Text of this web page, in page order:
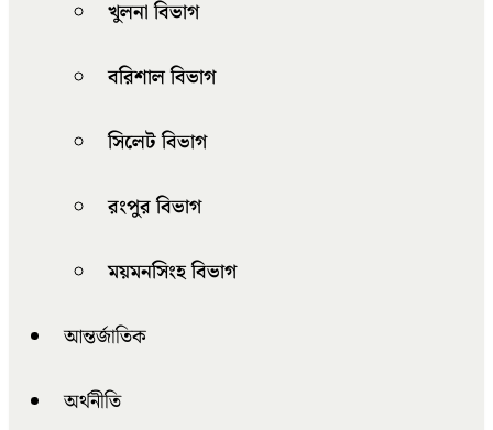
খুলনা বিভাগ
বরিশাল বিভাগ
সিলেট বিভাগ
রংপুর বিভাগ
ময়মনসিংহ বিভাগ
আন্তর্জাতিক
অর্থনীতি